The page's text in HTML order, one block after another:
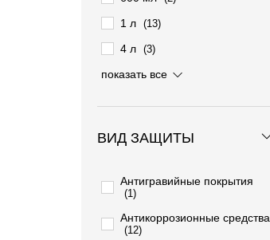
1 л (13)
4 л (3)
5 л (1)
3.25 л (1)
показать все
ВИД ЗАЩИТЫ
Антигравийные покрытия
(1)
Антикоррозионные средства
(12)